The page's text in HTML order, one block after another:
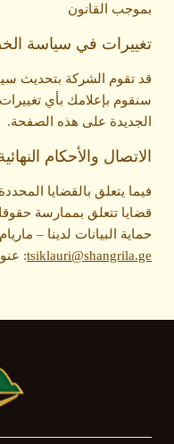
بموجب القانون
تغييرات في سياسة
قد تقوم الشركة بتحديث
سنقوم بإعلامك بأي
الجديدة على هذه الصفحة.
الاتصال والأحكام
فيما يتعلق بالقضايا
قضايا تتعلق بممارسة
حماية البيانات لدينا –
tsiklauri@shangrila.ge
: